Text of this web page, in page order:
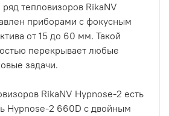
тепловизоров RikaNV
приборами с фокусным
от 15 до 60 мм. Такой
перекрывает любые
задачи.
RikaNV Hypnose-2 есть
Hypnose-2 660D с двойным